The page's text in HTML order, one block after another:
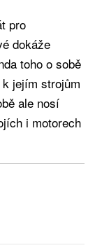
pro
dokáže
toho o sobě
jejím strojům
ale nosí
i motorech